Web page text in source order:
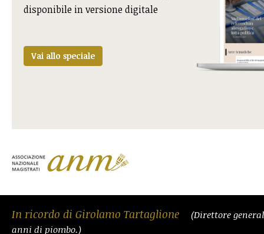
disponibile in versione digitale
Vai allo speciale
In ricordo di Girolamo Tartaglione
(Direttore
anni di piombo.)